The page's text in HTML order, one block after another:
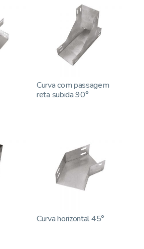
Curva com passagem
reta subida 90°
Curva horizontal 45°